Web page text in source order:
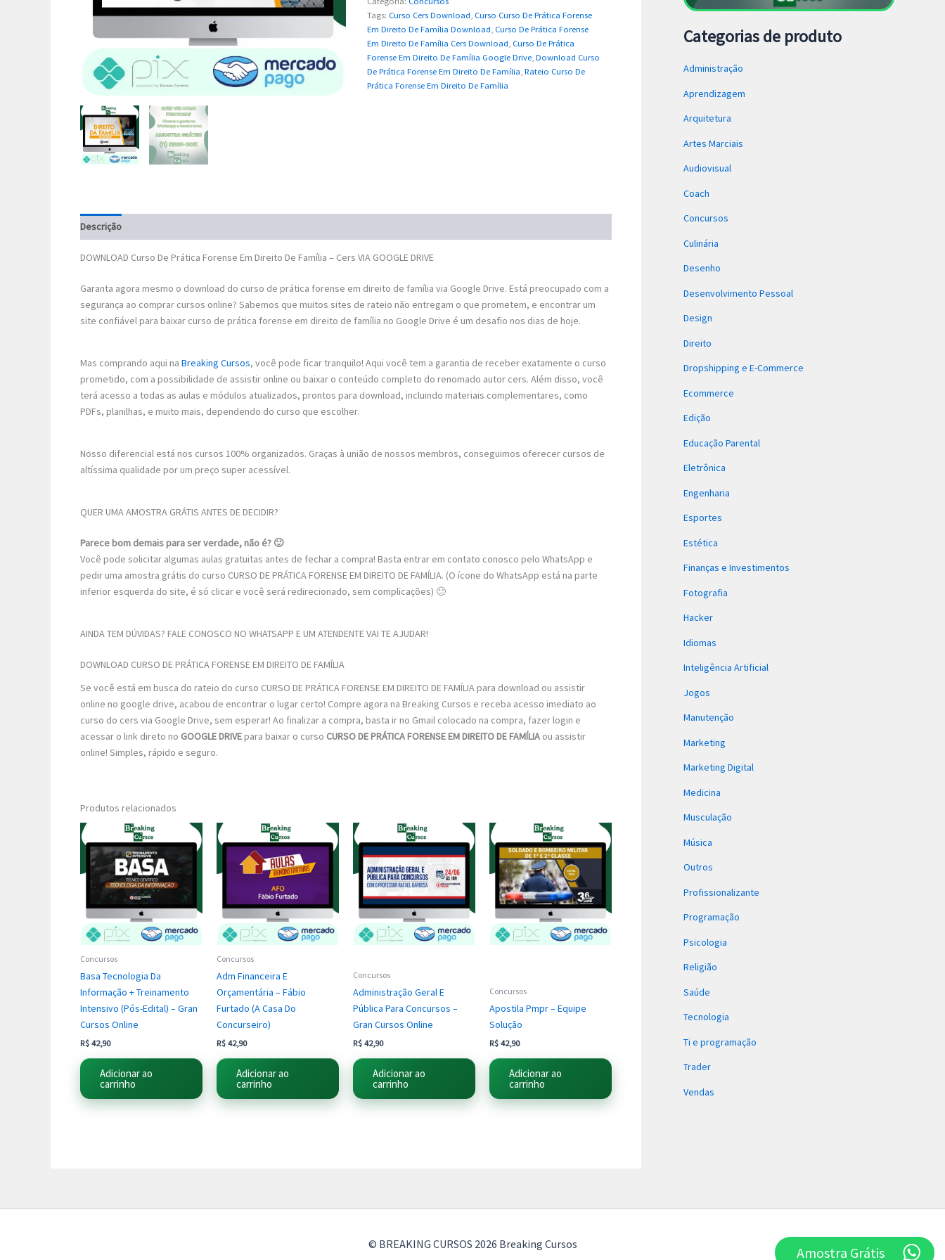
Tags: Curso Cers Download, Curso Curso De Prática Forense
Em Direito De Família Download, Curso De Prática Forense
Em Direito De Família Cers Download, Curso De Prática
Forense Em Direito De Família Google Drive,Download Curso
De Prática Forense Em Direito De Família,Rateio Curso De
Prática Forense Em Direito De Família
Descrição
DOWNLOAD Curso De Prática Forense Em Direito De Família – Cers VIA GOOGLE DRIVE
Garanta agora mesmo o download do curso de prática forense em direito de família via Google Drive. Está preocupado com a
segurança ao comprar cursos online? Sabemos que muitos sites de rateio não entregam o que prometem, e encontrar um
site confiável para baixar curso de prática forense em direito de família no Google Drive é um desafio nos dias de hoje.
Mas comprando aqui na Breaking Cursos, você pode ficar tranquilo! Aqui você tem a garantia de receber exatamente o curso
prometido, com a possibilidade de assistir online ou baixar o conteúdo completo do renomado autor cers. Além disso, você
terá acesso a todas as aulas e módulos atualizados, prontos para download, incluindo materiais complementares, como
PDFs, planilhas, e muito mais, dependendo do curso que escolher.
Nosso diferencial está nos cursos 100% organizados. Graças à união de nossos membros, conseguimos oferecer cursos de
altíssima qualidade por um preço super acessível.
QUER UMA AMOSTRA GRÁTIS ANTES DE DECIDIR?
Parece bom demais para ser verdade, não é? 🙂
Você pode solicitar algumas aulas gratuitas antes de fechar a compra! Basta entrar em contato conosco pelo WhatsApp e
pedir uma amostra grátis do curso CURSO DE PRÁTICA FORENSE EM DIREITO DE FAMÍLIA. (O ícone do WhatsApp está na parte
inferior esquerda do site, é só clicar e você será redirecionado, sem complicações) 🙂
AINDA TEM DÚVIDAS? FALE CONOSCO NO WHATSAPP E UM ATENDENTE VAI TE AJUDAR!
DOWNLOAD CURSO DE PRÁTICA FORENSE EM DIREITO DE FAMÍLIA
Se você está em busca do rateio do curso CURSO DE PRÁTICA FORENSE EM DIREITO DE FAMÍLIA para download ou assistir
online no google drive, acabou de encontrar o lugar certo! Compre agora na Breaking Cursos e receba acesso imediato ao
curso do cers via Google Drive, sem esperar! Ao finalizar a compra, basta ir no Gmail colocado na compra, fazer login e
acessar o link direto no GOOGLE DRIVEpara baixar o curso CURSO DE PRÁTICA FORENSE EM DIREITO DE FAMÍLIA ou assistir
online! Simples, rápido e seguro.
Produtos relacionados
Concursos
Basa Tecnologia Da
Informação + Treinamento
Intensivo (Pós-Edital) – Gran
Cursos Online
R$ 42,90
Adicionar ao
carrinho
Concursos
Adm Financeira E
Orçamentária – Fábio
Furtado (A Casa Do
Concurseiro)
R$ 42,90
Adicionar ao
carrinho
Concursos
Administração Geral E
Pública Para Concursos –
Gran Cursos Online
R$ 42,90
Adicionar ao
carrinho
Concursos
Apostila Pmpr – Equipe
Solução
R$ 42,90
Adicionar ao
carrinho
Categorias de produto
Administração
Aprendizagem
Arquitetura
Artes Marciais
Audiovisual
Coach
Concursos
Culinária
Desenho
Desenvolvimento Pessoal
Design
Direito
Dropshipping e E-Commerce
Ecommerce
Edição
Educação Parental
Eletrônica
Engenharia
Esportes
Estética
Finanças e Investimentos
Fotografia
Hacker
Idiomas
Inteligência Artificial
Jogos
Manutenção
Marketing
Marketing Digital
Medicina
Musculação
Música
Outros
Profissionalizante
Programação
Psicologia
Religião
Saúde
Tecnologia
Ti e programação
Trader
Vendas
© BREAKING CURSOS 2026 Breaking Cursos Amostra Grátis